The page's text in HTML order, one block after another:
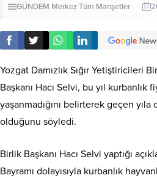
GÜNDEM MerkezTüm Manşetler
Yozgat Damızlık Sığır Yetiştiricileri
Başkanı Hacı Selvi, bu yıl kurbanlık
yaşanmadığını belirterek geçen yıla
olduğunu söyledi.
Birlik Başkanı Hacı Selvi yaptığı
Bayramı dolayısıyla kurbanlık